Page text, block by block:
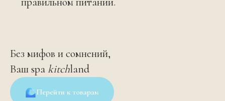
Без мифов и сомнений,
Ваш spakitchland
Перейти к товарам